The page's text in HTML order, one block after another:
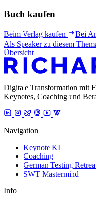
Buch kaufen
Beim Verlag kaufen
Bei
Als Speaker zu diesem
Übersicht
Digitale Transformation mit
Keynotes, Coaching und
Navigation
Keynote KI
Coaching
German Testing
SWT Mastermind
Info